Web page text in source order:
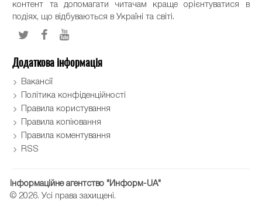
контент та допомагати читачам краще орієнтуватися в
подіях, що відбуваються в Україні та світі.
Додаткова інформація
Вакансії
Політика конфіденційності
Правила користування
Правила копіювання
Правила коментування
RSS
Інформаційне агентство "Информ-UA"
© 2026. Усі права захищені.